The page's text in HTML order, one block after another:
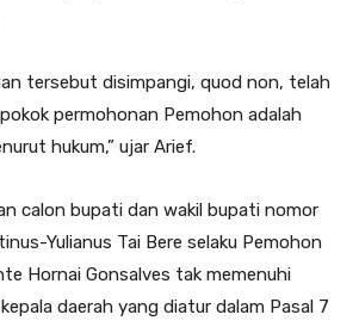
tersebut disimpangi, quod non, telah
permohonan Pemohon adalah
hukum,” ujar Arief.
calon bupati dan wakil bupati nomor
Yulianus Tai Bere selaku Pemohon
Hornai Gonsalves tak memenuhi
daerah yang diatur dalam Pasal 7